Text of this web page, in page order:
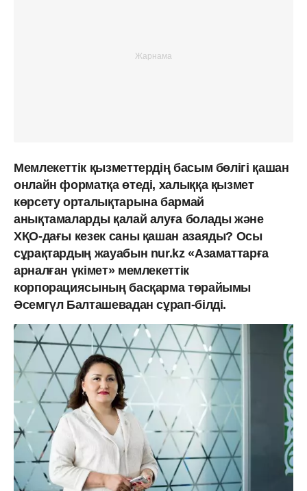
Мемлекеттік қызметтердің басым бөлігі қашан
онлайн форматқа өтеді, халыққа қызмет
көрсету орталықтарына бармай
анықтамаларды қалай алуға болады және
ХҚО-дағы кезек саны қашан азаяды? Осы
сұрақтардың жауабын nur.kz «Азаматтарға
арналған үкімет» мемлекеттік
корпорациясының басқарма төрайымы
Әсемгүл Балташевадан сұрап-білді.